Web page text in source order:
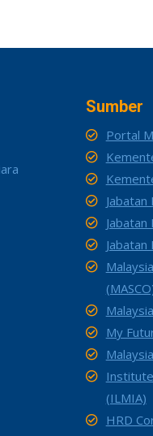
Sumber
Portal
My
(ILMIA)
HRD